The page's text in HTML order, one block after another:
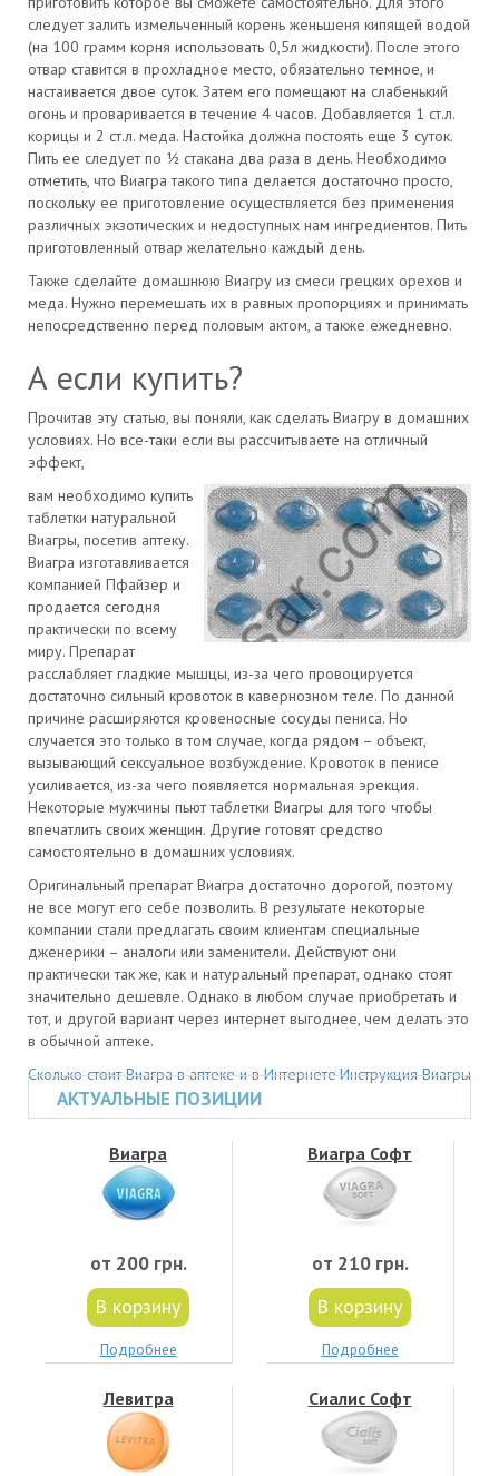
следует залить измельченный корень женьшеня кипящей водой
(на 100 грамм корня использовать 0,5л жидкости). После этого
отвар ставится в прохладное место, обязательно темное, и
настаивается двое суток. Затем его помещают на слабенький
огонь и проваривается в течение 4 часов. Добавляется 1 ст.л.
корицы и 2 ст.л. меда. Настойка должна постоять еще 3 суток.
Пить ее следует по ½ стакана два раза в день. Необходимо
отметить, что Виагра такого типа делается достаточно просто,
поскольку ее приготовление осуществляется без применения
различных экзотических и недоступных нам ингредиентов. Пить
приготовленный отвар желательно каждый день.
Также сделайте домашнюю Виагру из смеси грецких орехов и
меда. Нужно перемешать их в равных пропорциях и принимать
непосредственно перед половым актом, а также ежедневно.
А если купить?
Прочитав эту статью, вы поняли, как сделать Виагру в домашних
условиях. Но все-таки если вы рассчитываете на отличный
эффект,
вам необходимо купить
таблетки натуральной
Виагры, посетив аптеку.
Виагра изготавливается
компанией Пфайзер и
продается сегодня
практически по всему
миру. Препарат
расслабляет гладкие мышцы, из-за чего провоцируется
достаточно сильный кровоток в кавернозном теле. По данной
причине расширяются кровеносные сосуды пениса. Но
случается это только в том случае, когда рядом – объект,
вызывающий сексуальное возбуждение. Кровоток в пенисе
усиливается, из-за чего появляется нормальная эрекция.
Некоторые мужчины пьют таблетки Виагры для того чтобы
впечатлить своих женщин. Другие готовят средство
самостоятельно в домашних условиях.
Оригинальный препарат Виагра достаточно дорогой, поэтому
не все могут его себе позволить. В результате некоторые
компании стали предлагать своим клиентам специальные
дженерики – аналоги или заменители. Действуют они
практически так же, как и натуральный препарат, однако стоят
значительно дешевле. Однако в любом случае приобретать и
тот, и другой вариант через интернет выгоднее, чем делать это
в обычной аптеке.
Сколько стоит Виагра в аптеке и в ИнтернетеИнструкция Виагры
АКТУАЛЬНЫЕ ПОЗИЦИИ
Виагра
от 200 грн.
В корзину
Подробнее
Виагра Софт
от 210 грн.
В корзину
Подробнее
Левитра Сиалис Софт